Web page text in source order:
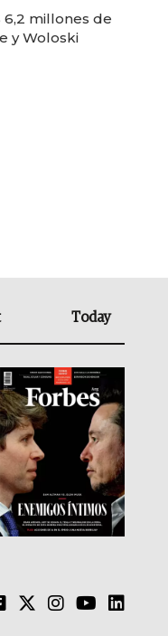
6,2 millones de
y Woloski
Today